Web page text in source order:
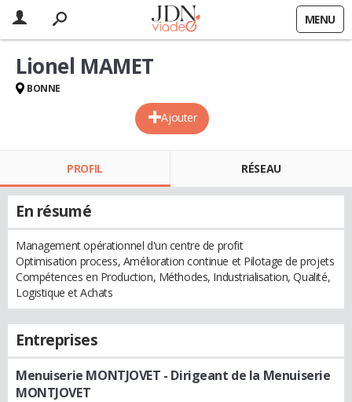
MENU
Ajouter
Lionel MAMET
BONNE
PROFIL RÉSEAU
En résumé
Management opérationnel d'un centre de profit
Optimisation process, Amélioration continue et Pilotage de projets
Compétences en Production, Méthodes, Industrialisation, Qualité,
Logistique et Achats
Entreprises
Menuiserie MONTJOVET - Dirigeant de la Menuiserie
MONTJOVET